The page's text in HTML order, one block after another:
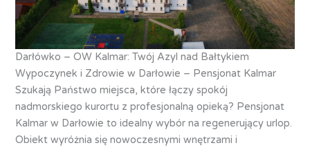
Darłówko – OW Kalmar: Twój Azyl nad Bałtykiem
Wypoczynek i Zdrowie w Darłowie – Pensjonat Kalmar
Szukają Państwo miejsca, które łączy spokój
nadmorskiego kurortu z profesjonalną opieką? Pensjonat
Kalmar w Darłowie to idealny wybór na regenerujący urlop.
Obiekt wyróżnia się nowoczesnymi wnętrzami i